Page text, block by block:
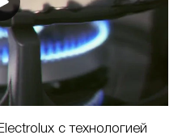
с технологией